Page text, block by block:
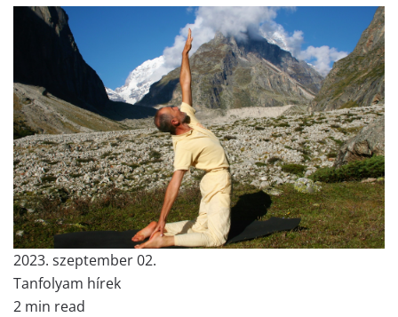
2023. szeptember 02.
Tanfolyam hírek
2 min read